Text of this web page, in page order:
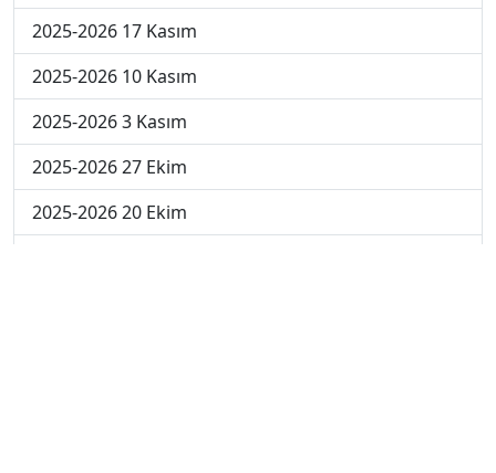
2025-2026 17 Kasım
2025-2026 10 Kasım
2025-2026 3 Kasım
2025-2026 27 Ekim
2025-2026 20 Ekim